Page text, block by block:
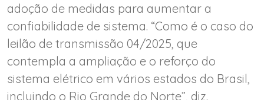
adoção de medidas para aumentar a
confiabilidade de sistema. “Como é o caso do
leilão de transmissão 04/2025, que
contempla a ampliação e o reforço do
sistema elétrico em vários estados do Brasil,
incluindo o Rio Grande do Norte”, diz.